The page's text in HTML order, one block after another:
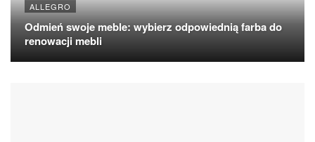
ALLEGRO
Odmień swoje meble: wybierz odpowiednią farba do
renowacji mebli